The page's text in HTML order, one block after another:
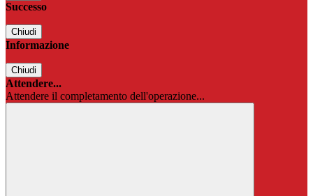
Successo
Chiudi
Informazione
Chiudi
Attendere...
Attendere il completamento dell'operazione...